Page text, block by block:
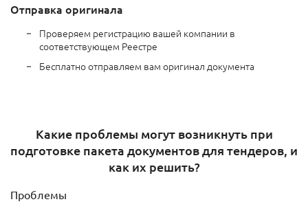
Отправка оригинала
Проверяем регистрацию вашей компании в
соответствующем Реестре
Бесплатно отправляем вам оригинал документа
Какие проблемы могут возникнуть при
подготовке пакета документов для тендеров, и
как их решить?
Проблемы